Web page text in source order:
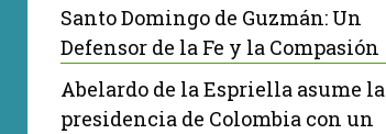
Santo Domingo de Guzmán: Un
Defensor de la Fe y la Compasión
Abelardo de la Espriella asume la
presidencia de Colombia con un